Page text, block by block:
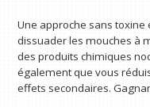
Une approche sans
dissuader les mouches à
des produits chimiques
également que vous
effets secondaires.